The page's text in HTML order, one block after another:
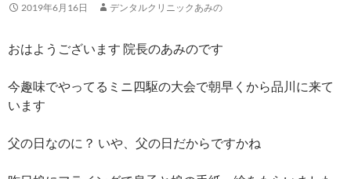
プ
2019年6月16日 デンタルクリニックあみの
おはようございます 院長のあみのです
今趣味でやってるミニ四駆の大会で朝早くから品川に来て
います
父の日なのに？ いや、父の日だからですかね